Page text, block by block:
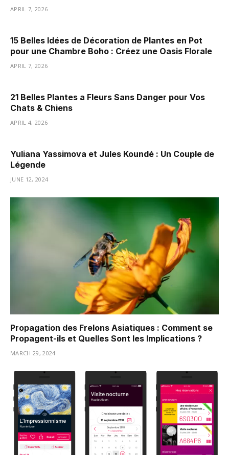
APRIL 7, 2026
15 Belles Idées de Décoration de Plantes en Pot
pour une Chambre Boho : Créez une Oasis Florale
APRIL 7, 2026
21 Belles Plantes a Fleurs Sans Danger pour Vos
Chats & Chiens
APRIL 4, 2026
Yuliana Yassimova et Jules Koundé : Un Couple de
Légende
JUNE 12, 2024
Propagation des Frelons Asiatiques : Comment se
Propagent-ils et Quelles Sont les Implications ?
MARCH 29, 2024